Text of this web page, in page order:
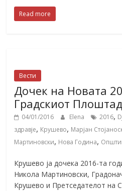
Read more
Вести
Дочек на Новата
Градскиот
04/01/2016 Elena 2016,
здравје, Крушево, Марјан
Мартиновски, Нова Година,
Крушево ја дочека 2016-та
Никола Мартиновски,
Крушево и Претседателот на